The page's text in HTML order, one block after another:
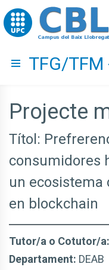
Go to upc.edu
Hide menu
TFG/
Projecte
Títol:
consumidores
un ecosistema
en blockchain
Tutor/a o Cotutor/a:
Departament: DEAB